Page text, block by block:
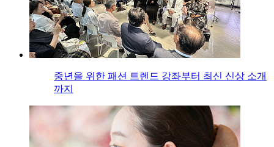
중년을 위한 패션 트렌드 강좌부터 최신 신상 소개
까지